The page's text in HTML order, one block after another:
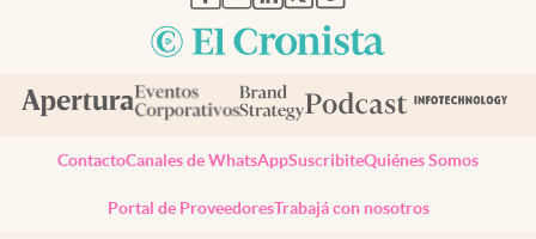
ContactoCanales de WhatsAppSuscribiteQuiénes Somos
Portal de ProveedoresTrabajá con nosotros